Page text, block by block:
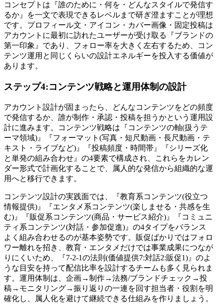
コンセプトは『誰のために・何を・どんなスタイルで発信す
るか』を一文で表現できるレベルまで研ぎ澄ますことが理想
です。プロフィール文・アイコン・カバー画像・固定投稿は
アカウントに最初に訪れたユーザーが受け取る『ブランドの
第一印象』であり、フォロー率を大きく左右するため、コン
テンツ運用と同じくらいの設計エネルギーを投入する価値が
あります。
ステップ4:コンテンツ戦略と運用体制の設計
アカウント設計が固まったら、どんなコンテンツをどの頻度
で発信するか、誰が制作・承認・投稿を担うかという運用設
計に進みます。コンテンツ戦略は『コンテンツの軸(扱うテ
ーマ領域)』『フォーマット(写真・短尺動画・長尺動画・テ
キスト・ライブなど)』『投稿頻度・時間帯』『シリーズ化
と単発の組み合わせ』の4要素で構成され、これらをカレン
ダー形式で計画化することで、属人的な発信から組織的な運
用へと移行できます。
コンテンツ設計の実践面では、『教育系コンテンツ(役立つ
情報提供)』『エンタメ系コンテンツ(楽しませる・共感を生
む)』『販促系コンテンツ(商品・サービス紹介)』『コミュニ
ティ系コンテンツ(対話・参加促進)』の4タイプをバランス
よく組み合わせるのが基本姿勢です。販促ばかりではフォロ
ワー離れを招き、教育・エンタメだけでは事業成果につなが
りにくいため、『7-2-1の法則(価値提供7:対話2:販促1)』のよ
うな目安を持って配信比率を設計するチームも多く見られま
す。運用体制は、企画→制作→法務/ブランドチェック→投
稿→モニタリング→振り返りの一連を回す担当者・役割を明
確化し、属人化を避けて継続できる仕組みを作りましょう。